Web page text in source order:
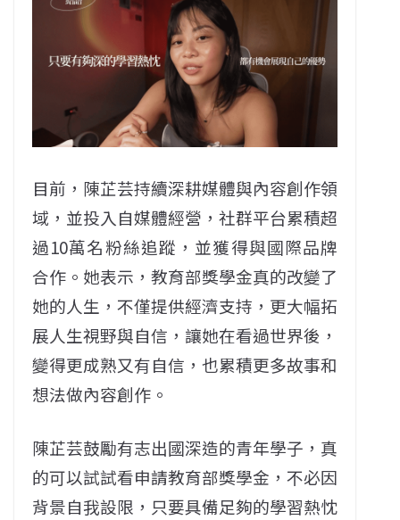
目前，陳芷芸持續深耕媒體與內容創作領
域，並投入自媒體經營，社群平台累積超
過10萬名粉絲追蹤，並獲得與國際品牌
合作。她表示，教育部獎學金真的改變了
她的人生，不僅提供經濟支持，更大幅拓
展人生視野與自信，讓她在看過世界後，
變得更成熟又有自信，也累積更多故事和
想法做內容創作。
陳芷芸鼓勵有志出國深造的青年學子，真
的可以試試看申請教育部獎學金，不必因
背景自我設限，只要具備足夠的學習熱忱